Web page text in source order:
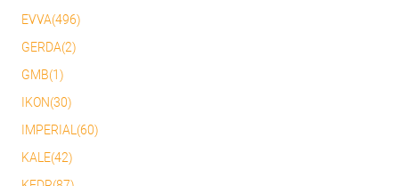
EVVA(496)
GERDA(2)
GMB(1)
IKON(30)
IMPERIAL(60)
KALE(42)